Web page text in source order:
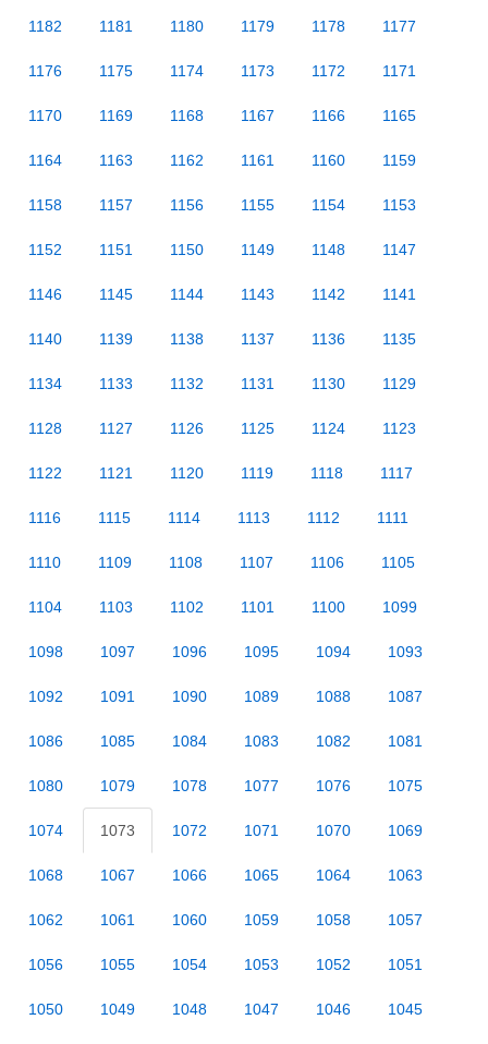
1182 1181 1180 1179 1178 1177
1176 1175 1174 1173 1172 1171
1170 1169 1168 1167 1166 1165
1164 1163 1162 1161 1160 1159
1158 1157 1156 1155 1154 1153
1152 1151 1150 1149 1148 1147
1146 1145 1144 1143 1142 1141
1140 1139 1138 1137 1136 1135
1134 1133 1132 1131 1130 1129
1128 1127 1126 1125 1124 1123
1122 1121 1120 1119 1118 1117
1116 1115 1114 1113 1112 1111
1110 1109 1108 1107 1106 1105
1104 1103 1102 1101 1100 1099
1098 1097 1096 1095 1094 1093
1092 1091 1090 1089 1088 1087
1086 1085 1084 1083 1082 1081
1080 1079 1078 1077 1076 1075
1074 1073 1072 1071 1070 1069
1068 1067 1066 1065 1064 1063
1062 1061 1060 1059 1058 1057
1056 1055 1054 1053 1052 1051
1050 1049 1048 1047 1046 1045